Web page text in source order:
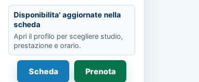
Disponibilita' aggiornate nella
scheda
Apri il profilo per scegliere studio,
prestazione e orario.
Scheda Prenota